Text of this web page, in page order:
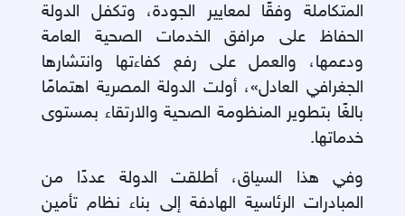
المتكاملة وفقًا لمعايير الجودة، وتكفل الدولة
الحفاظ على مرافق الخدمات الصحية العامة
ودعمها، والعمل على رفع كفاءتها وانتشارها
الجغرافي العادل»، أولت الدولة المصرية اهتمامًا
بالغًا بتطوير المنظومة الصحية والارتقاء بمستوى
خدماتها.
وفي هذا السياق، أطلقت الدولة عددًا من
المبادرات الرئاسية الهادفة إلى بناء نظام تأمين